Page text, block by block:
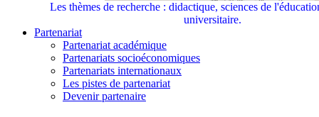
Les thèmes de recherche : didactique, sciences de
universitaire.
Partenariat
Partenariat académique
Partenariats socioéconomiques
Partenariats internationaux
Les pistes de partenariat
Devenir partenaire